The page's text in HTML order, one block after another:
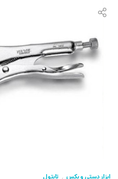
ابزار دستی و بکس تاپتول